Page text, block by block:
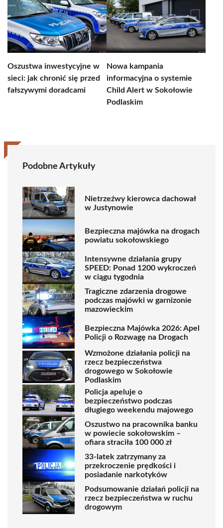
Oszustwa inwestycyjne w
sieci: jak chronić się przed
fałszywymi doradcami
Nowa kampania
informacyjna o systemie
Child Alert w Sokołowie
Podlaskim
Podobne Artykuły
Nietrzeźwy kierowca dachował
w Justynowie
Bezpieczna majówka na drogach
powiatu sokołowskiego
Intensywne działania grupy
SPEED: Ponad 1200 wykroczeń
w ciągu tygodnia
Tragiczne zdarzenia drogowe
podczas majówki w garnizonie
mazowieckim
Bezpieczna Majówka 2026: Apel
Policji o Rozwagę na Drogach
Wzmożone działania policji na
rzecz bezpieczeństwa
drogowego w Sokołowie
Podlaskim
Policja apeluje o
bezpieczeństwo podczas
długiego weekendu majowego
Oszustwo na pracownika banku
w powiecie sokołowskim –
ofiara straciła 100 000 zł
33-latek zatrzymany za
przekroczenie prędkości i
posiadanie narkotyków
Podsumowanie działań policji na
rzecz bezpieczeństwa w ruchu
drogowym